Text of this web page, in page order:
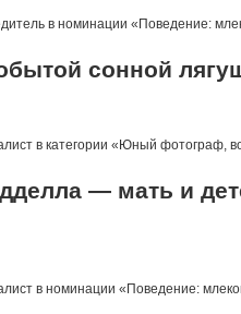
в номинации «Поведение:
сонной
в категории «Юный фотограф,
— мать и
в номинации «Поведение: